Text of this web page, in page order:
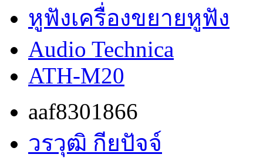
หูฟังเครื่องขยายหูฟัง
Audio Technica
ATH-M20
aaf8301866
วรวุฒิ กียปัจจ์